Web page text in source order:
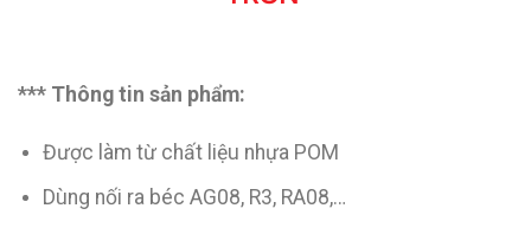
*** Thông tin sản phẩm:
Được làm từ chất liệu nhựa POM
Dùng nối ra béc AG08, R3, RA08,…